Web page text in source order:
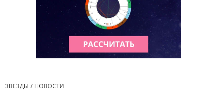
ЗВЕЗДЫ
НОВОСТИ